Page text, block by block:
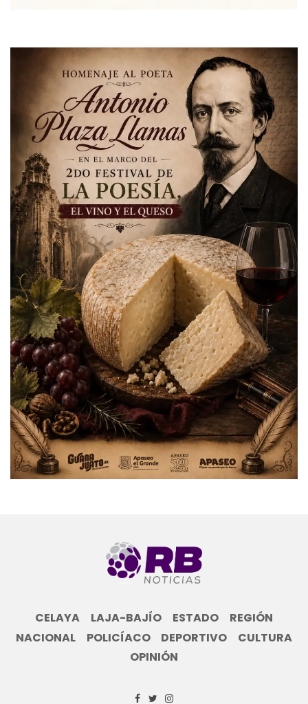
CELAYA LAJA-BAJÍO ESTADO
REGIÓN
NACIONAL
POLICÍACO DEPORTIVO
CULTURA
OPINIÓN